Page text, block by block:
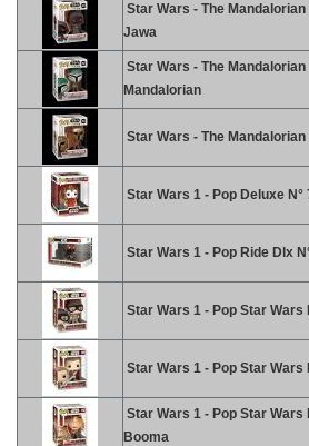
Star Wars - The
Jawa
Star Wars - The
Mandalorian
Star Wars - The
Star Wars 1 - Pop Deluxe
Star Wars 1 - Pop Ride Dlx
Star Wars 1 - Pop Star
Star Wars 1 - Pop Star Wars
Star Wars 1 - Pop Star
Booma